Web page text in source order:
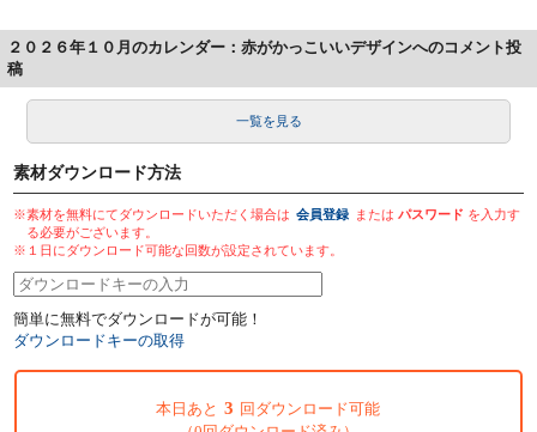
２０２６年１０月のカレンダー：赤がかっこいいデザインへのコメント投
稿
一覧を見る
素材ダウンロード方法
※素材を無料にてダウンロードいただく場合は 会員登録 またはパスワード を入力す
る必要がございます。
※１日にダウンロード可能な回数が設定されています。
簡単に無料でダウンロードが可能！
ダウンロードキーの取得
本日あと 3 回ダウンロード可能